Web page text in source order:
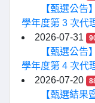
【甄選公告
學年度第 3 次代
2026-07-31
【甄選公告
學年度第 4 次代
2026-07-20
【甄選結果